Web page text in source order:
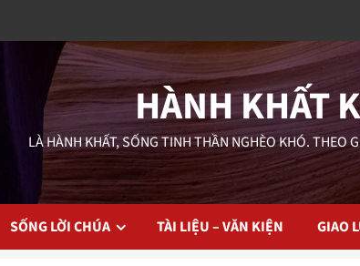
HÀNH KHẤT
LÀ HÀNH KHẤT, SỐNG TINH THẦN NGHÈO KHÓ. THEO
SỐNG LỜI CHÚA TÀI LIỆU – VĂN KIỆN GIAO